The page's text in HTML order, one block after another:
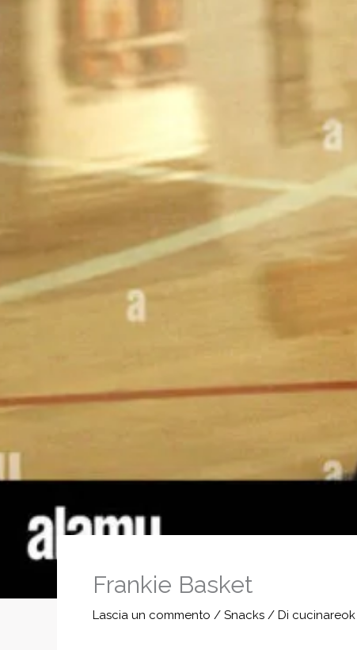
Frankie Basket
Lascia un commento / Snacks / Di cucinareok